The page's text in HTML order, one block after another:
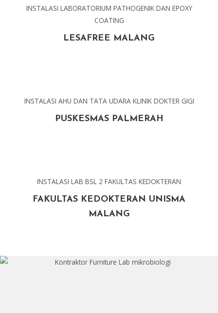
INSTALASI LABORATORIUM PATHOGENIK DAN EPOXY
COATING
LESAFREE MALANG
INSTALASI AHU DAN TATA UDARA KLINIK DOKTER GIGI
PUSKESMAS PALMERAH
INSTALASI LAB BSL 2 FAKULTAS KEDOKTERAN
FAKULTAS KEDOKTERAN UNISMA
MALANG